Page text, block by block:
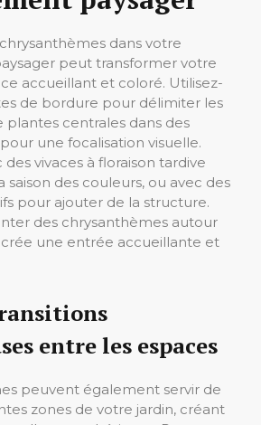
dans votre
peut transformer votre
accueillant et coloré. Utilisez-
de bordure pour délimiter les
plantes centrales dans des
une focalisation visuelle.
des vivaces à floraison tardive
des couleurs, ou avec des
pour ajouter de la structure.
des chrysanthèmes autour
une entrée accueillante et
entre les espaces
peuvent également servir de
zones de votre jardin, créant